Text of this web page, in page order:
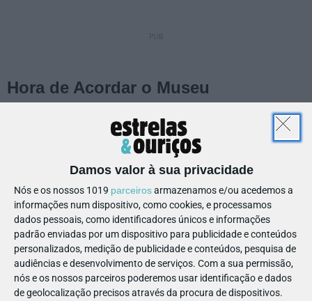
Damos valor à sua privacidade
Nós e os nossos 1019 parceirosarmazenamos e/ou acedemos a
informações num dispositivo, como cookies, e processamos
dados pessoais, como identificadores únicos e informações
padrão enviadas por um dispositivo para publicidade e conteúdos
personalizados, medição de publicidade e conteúdos, pesquisa de
audiências e desenvolvimento de serviços. Com a sua permissão,
nós e os nossos parceiros poderemos usar identificação e dados
de geolocalização precisos através da procura de dispositivos.
Hora de Acordar o Museu
As obras "dormem" e, através de atividades criativas, são
"acordadas" para revelar histórias.
📍 Museu de Serralves | ⏳ 90 min.
Coleção: jardins
Construir um espaço pessoal e único, a partir das
experiências e das conexões entre a criança e o jardim.
📍 Quinta de Serralves | ⏳ 120 min.